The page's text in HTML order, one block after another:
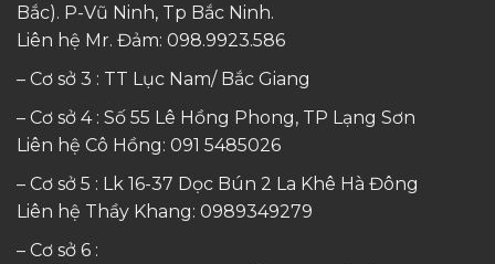
Bắc). P-Vũ Ninh, Tp Bắc Ninh.
Liên hệ Mr. Đảm: 098.9923.586
– Cơ sở 3 : TT Lục Nam/ Bắc Giang
– Cơ sở 4 : Số 55 Lê Hồng Phong, TP Lạng Sơn
Liên hệ Cô Hồng: 091 5485026
– Cơ sở 5 : Lk 16-37 Dọc Bún 2 La Khê Hà Đông
Liên hệ Thầy Khang: 0989349279
– Cơ sở 6 :